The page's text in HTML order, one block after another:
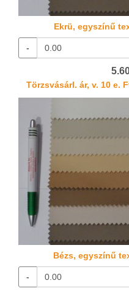
Ekrü, egyszínű
-
Törzsvásárl. ár, v. 10 e.
Bézs, egyszínű
-